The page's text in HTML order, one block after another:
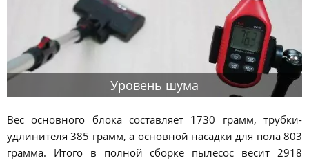
Уровень шума
Вес основного блока составляет 1730 грамм, трубки-
удлинителя 385 грамм, а основной насадки для пола 803
грамма. Итого в полной сборке пылесос весит 2918